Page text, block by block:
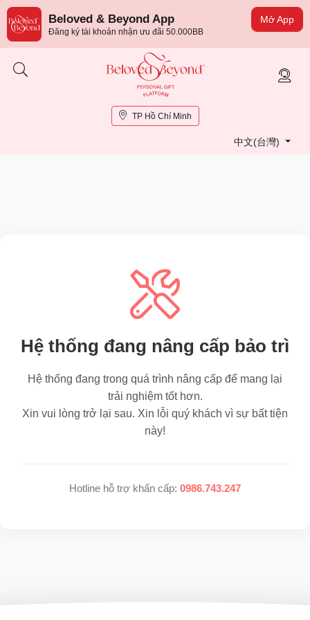
Mở App
Beloved & Beyond App
Đăng ký tài khoản nhận ưu đãi 50.000BB
TP Hồ Chí Minh
中文(台灣)
Hệ thống đang nâng cấp bảo trì
Hệ thống đang trong quá trình nâng cấp để mang lại
trải nghiệm tốt hơn.
Xin vui lòng trở lại sau. Xin lỗi quý khách vì sự bất tiện
này!
Hotline hỗ trợ khẩn cấp: 0986.743.247